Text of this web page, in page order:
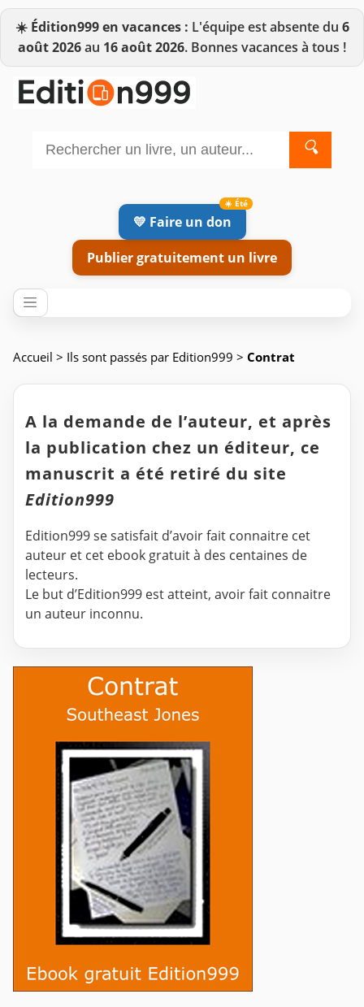
☀️ Édition999 en vacances : L'équipe est absente du 6
août 2026au 16 août 2026. Bonnes vacances à tous !
🔍
💛 Faire un don
Publier gratuitement un livre
Accueil > Ils sont passés par Edition999 > Contrat
A la demande de l’auteur, et après
la publication chez un éditeur, ce
manuscrit a été retiré du site
Edition999
Edition999 se satisfait d’avoir fait connaitre cet
auteur et cet ebook gratuit à des centaines de
lecteurs.
Le but d’Edition999 est atteint, avoir fait connaitre
un auteur inconnu.